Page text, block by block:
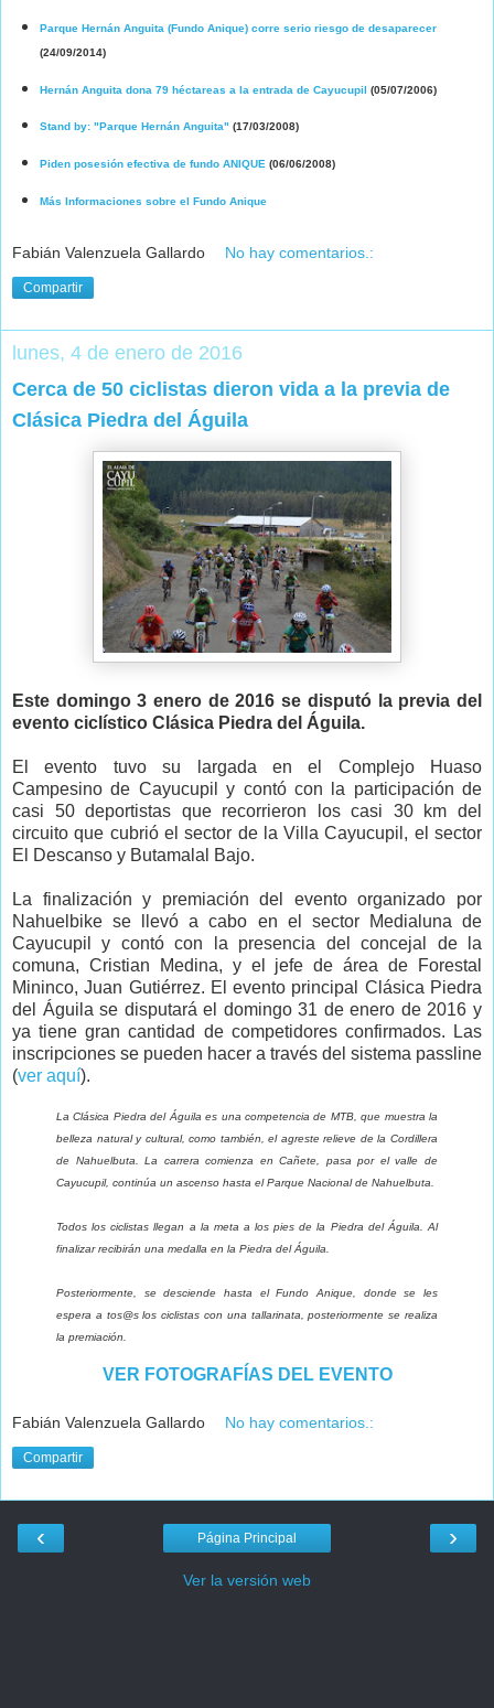
Parque Hernán Anguita (Fundo Anique) corre serio riesgo de desaparecer
(24/09/2014)
Hernán Anguita dona 79 héctareas a la entrada de Cayucupil (05/07/2006)
Stand by: "Parque Hernán Anguita" (17/03/2008)
Piden posesión efectiva de fundo ANIQUE(06/06/2008)
Más Informaciones sobre el Fundo Anique
Fabián Valenzuela Gallardo No hay comentarios.:
Compartir
lunes, 4 de enero de 2016
Cerca de 50 ciclistas dieron vida a la previa de
Clásica Piedra del Águila
Este domingo 3 enero de 2016 se disputó la previa del
evento ciclístico Clásica Piedra del Águila.
El evento tuvo su largada en el Complejo Huaso
Campesino de Cayucupil y contó con la participación de
casi 50 deportistas que recorrieron los casi 30 km del
circuito que cubrió el sector de la Villa Cayucupil, el sector
El Descanso y Butamalal Bajo.
La finalización y premiación del evento organizado por
Nahuelbike se llevó a cabo en el sector Medialuna de
Cayucupil y contó con la presencia del concejal de la
comuna, Cristian Medina, y el jefe de área de Forestal
Mininco, Juan Gutiérrez. El evento principal Clásica Piedra
del Águila se disputará el domingo 31 de enero de 2016 y
ya tiene gran cantidad de competidores confirmados. Las
inscripciones se pueden hacer a través del sistema passline
(ver aquí).
La Clásica Piedra del Águila es una competencia de MTB, que muestra la
belleza natural y cultural, como también, el agreste relieve de la Cordillera
de Nahuelbuta. La carrera comienza en Cañete, pasa por el valle de
Cayucupil, continúa un ascenso hasta el Parque Nacional de Nahuelbuta.
Todos los ciclistas llegan a la meta a los pies de la Piedra del Águila. Al
finalizar recibirán una medalla en la Piedra del Águila.
Posteriormente, se desciende hasta el Fundo Anique, donde se les
espera a tos@s los ciclistas con una tallarinata, posteriormente se realiza
la premiación.
VER FOTOGRAFÍAS DEL EVENTO
Fabián Valenzuela Gallardo No hay comentarios.:
Compartir
‹ ›
Página Principal
Ver la versión web